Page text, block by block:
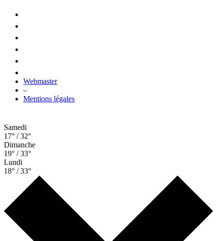
Webmaster
–
Mentions légales
Samedi
17° / 32°
Dimanche
19° / 33°
Lundi
18° / 33°